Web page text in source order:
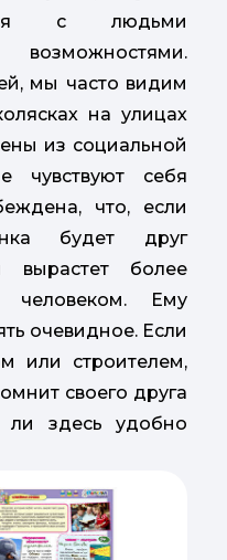
с людьми
мы часто видим
на улицах
из социальной
себя
что, если
будет друг
вырастет более
человеком. Ему
очевидное. Если
или строителем,
своего друга
ли здесь удобно